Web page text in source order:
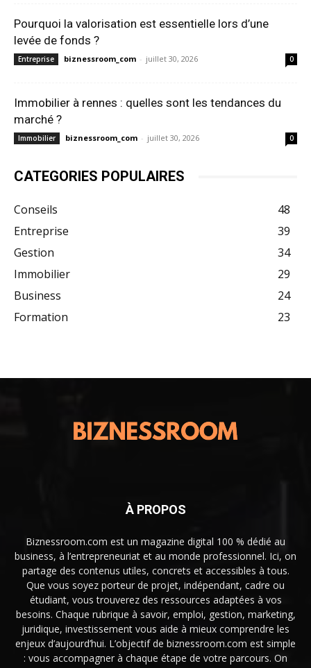
Pourquoi la valorisation est essentielle lors d’une
levée de fonds ?
Entreprise biznessroom_com - juillet 30, 2026 0
Immobilier à rennes : quelles sont les tendances du
marché ?
Immobilier biznessroom_com - juillet 30, 2026 0
CATEGORIES POPULAIRES
Conseils
48
Entreprise
39
Gestion
34
Immobilier
29
Business
24
Formation
23
À PROPOS
Biznessroom.com est un magazine digital 100 % dédié au
business, à l’entrepreneuriat et au monde professionnel. Ici, on
partage des contenus utiles, concrets et accessibles à tous.
Que vous soyez porteur de projet, indépendant, cadre ou
étudiant, vous trouverez des ressources adaptées à vos
besoins. Chaque rubrique à savoir, emploi, gestion, marketing,
juridique, investissement vous aide à mieux comprendre les
enjeux d’aujourd’hui. L’objectif de biznessroom.com est simple
: vous accompagner à chaque étape de votre parcours. On